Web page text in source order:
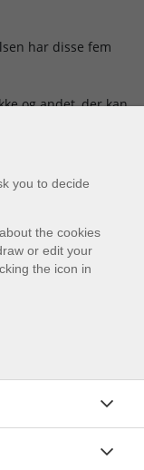
har disse fem
og andet, der kan
og hvordan
slanger og
utætheder.
you to decide
the cookies
or edit your
the icon in